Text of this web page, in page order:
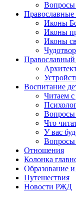
Вопросы
Иконы
Иконы
Иконы
Воспитание
Читаем с
Вопросы
Что
У вас
Вопросы
Отношения
Колонка
Образование
Путешествия
Новости РЖД